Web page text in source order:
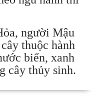
người Mậu
thuộc hành
biển, xanh
cây thủy sinh.